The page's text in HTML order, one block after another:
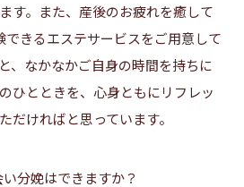
す。また、産後のお疲れを癒して
できるエステサービスをご用意して
、なかなかご自身の時間を持ちに
ひとときを、心身ともにリフレッ
だければと思っています。